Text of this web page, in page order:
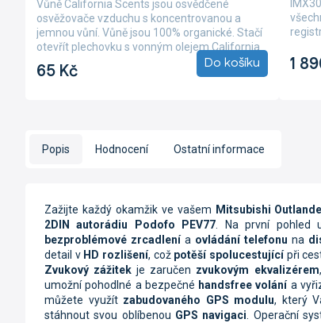
z
5
65 Kč Do košíku
Vůně California Scents jsou osvědčené
osvěžovače vzduchu s koncentrovanou a
jemnou vůní. Vůně jsou 100% organické. Stačí
otevřít plechovku s vonným olejem California
Scents,...
5,0
z
1
Popis
Hodnocení Ostatní informace
Zažijte každý okamžik ve vašem Mitsubishi
2DIN autorádiu Podofo PEV77. Na první pohled
bezproblémové zrcadlenía ovládání telefonu na
detail v HD rozlišení, což potěší spolucestujícípři
Zvukový zážitek je zaručen zvukovým ekvalizérem
umožní pohodlné a bezpečné handsfree volánía
můžete využít zabudovaného GPS modulu, který
stáhnout svou oblíbenou GPS navigaci. Operační